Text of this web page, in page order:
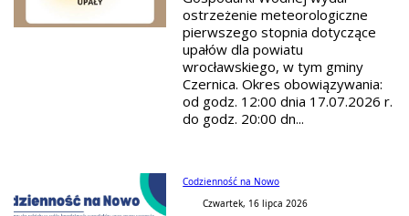
ostrzeżenie meteorologiczne
pierwszego stopnia dotyczące
upałów dla powiatu
wrocławskiego, w tym gminy
Czernica. Okres obowiązywania:
od godz. 12:00 dnia 17.07.2026 r.
do godz. 20:00 dn...
Codzienność na Nowo
Czwartek, 16 lipca 2026